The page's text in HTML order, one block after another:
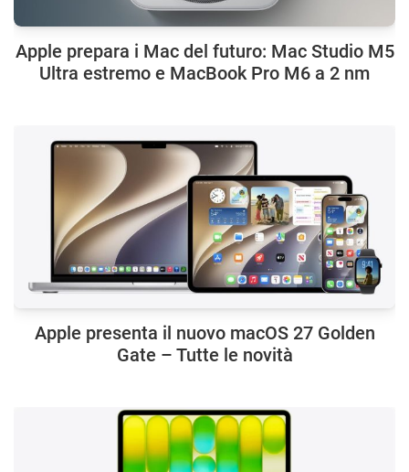
Apple prepara i Mac del futuro: Mac Studio M5
Ultra estremo e MacBook Pro M6 a 2 nm
Apple presenta il nuovo macOS 27 Golden
Gate – Tutte le novità